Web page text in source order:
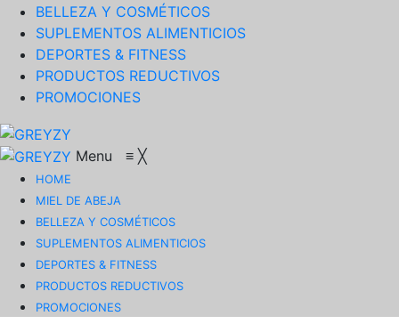
BELLEZA Y COSMÉTICOS
SUPLEMENTOS ALIMENTICIOS
DEPORTES & FITNESS
PRODUCTOS REDUCTIVOS
PROMOCIONES
Menu ≡ ╳
HOME
MIEL DE ABEJA
BELLEZA Y COSMÉTICOS
SUPLEMENTOS ALIMENTICIOS
DEPORTES & FITNESS
PRODUCTOS REDUCTIVOS
PROMOCIONES